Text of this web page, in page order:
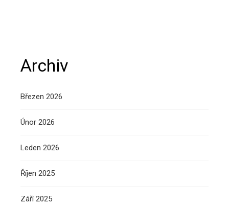
Archiv
Březen 2026
Únor 2026
Leden 2026
Říjen 2025
Září 2025